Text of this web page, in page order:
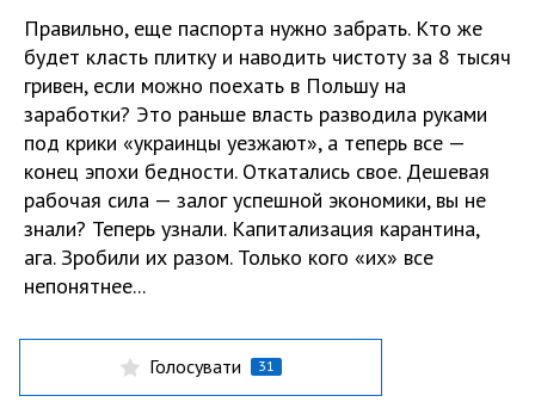
Правильно, еще паспорта нужно забрать. Кто же
будет класть плитку и наводить чистоту за 8 тысяч
гривен, если можно поехать в Польшу на
заработки? Это раньше власть разводила руками
под крики «украинцы уезжают», а теперь все —
конец эпохи бедности. Откатались свое. Дешевая
рабочая сила — залог успешной экономики, вы не
знали? Теперь узнали. Капитализация карантина,
ага. Зробили их разом. Только кого «их» все
непонятнее...
Голосувати 31